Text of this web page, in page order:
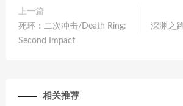
上一篇
死环：二次冲击/Death Ring:
Second Impact
深渊之
相关推荐